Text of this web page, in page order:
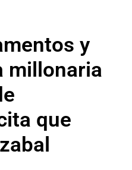
y
millonaria
que